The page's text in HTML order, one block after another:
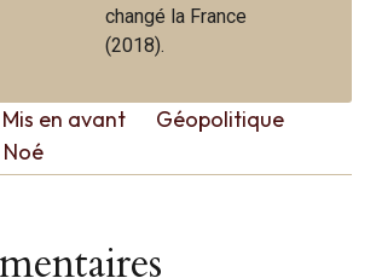
changé la France
(2018).
Mis en avant
Géopolitique